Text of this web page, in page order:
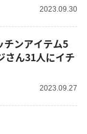
2023.09.30
チンアイテム5
さん31人にイチ
2023.09.27